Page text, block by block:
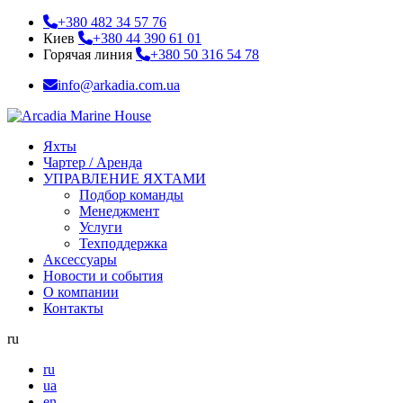
+380 482 34 57 76
Киев
+380 44 390 61 01
Горячая линия
+380 50 316 54 78
info@arkadia.com.ua
Яхты
Чартер / Аренда
УПРАВЛЕНИЕ ЯХТАМИ
Подбор команды
Менеджмент
Услуги
Техподдержка
Аксессуары
Новости и события
О компании
Контакты
ru
ru
ua